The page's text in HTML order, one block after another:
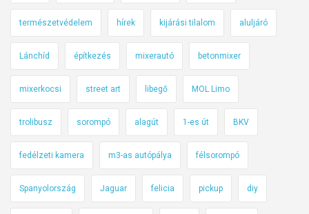
természetvédelem hírek kijárási tilalom aluljáró
Lánchíd építkezés mixerautó betonmixer
mixerkocsi street art libegő MOL Limo
trolibusz sorompó alagút 1-es út BKV
fedélzeti kamera m3-as autópálya félsorompó
Spanyolország Jaguar felicia pickup diy